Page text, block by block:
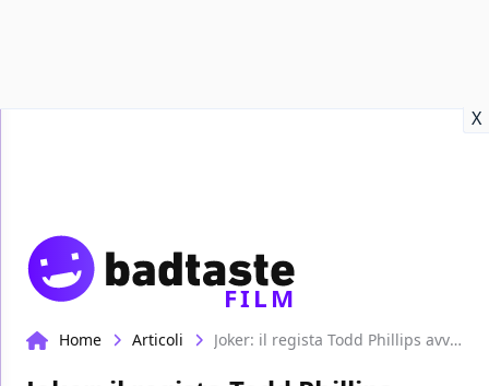
X
FILM
Home Articoli Joker: il regista Todd Phillips avvistato al concerto di Lady Gaga a Los Angeles